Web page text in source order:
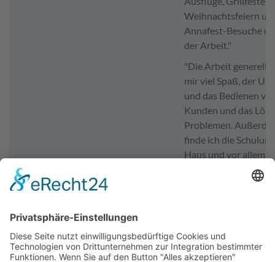
Weihnachtsfeiern
Annafest-Besuche
der Arbeit."
"Die Arbeit generell
mir viel Spaß, der
und das Bedienen
Kunden und das
Problemen.
finde ich die
Haus und vor allem
Power-Azubi-
zusammen mit den
Ansprechpartner für Bewerbungen Frau Katharina